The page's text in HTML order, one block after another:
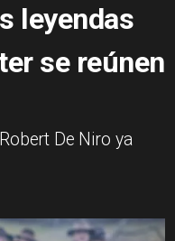
leyendas
se reúnen
De Niro ya